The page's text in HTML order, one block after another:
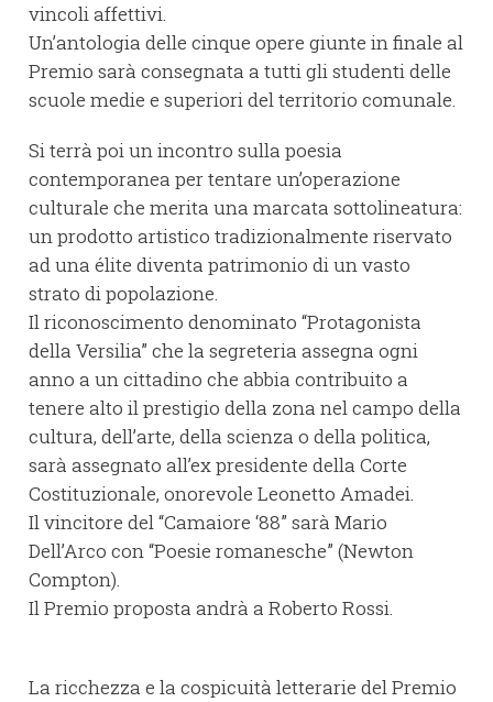
vincoli affettivi.
Un’antologia delle cinque opere giunte in finale al
Premio sarà consegnata a tutti gli studenti delle
scuole medie e superiori del territorio comunale.
Si terrà poi un incontro sulla poesia
contemporanea per tentare un’operazione
culturale che merita una marcata sottolineatura:
un prodotto artistico tradizionalmente riservato
ad una élite diventa patrimonio di un vasto
strato di popolazione.
Il riconoscimento denominato “Protagonista
della Versilia” che la segreteria assegna ogni
anno a un cittadino che abbia contribuito a
tenere alto il prestigio della zona nel campo della
cultura, dell’arte, della scienza o della politica,
sarà assegnato all’ex presidente della Corte
Costituzionale, onorevole Leonetto Amadei.
Il vincitore del “Camaiore ‘88” sarà Mario
Dell’Arco con “Poesie romanesche” (Newton
Compton).
Il Premio proposta andrà a Roberto Rossi.
La ricchezza e la cospicuità letterarie del Premio